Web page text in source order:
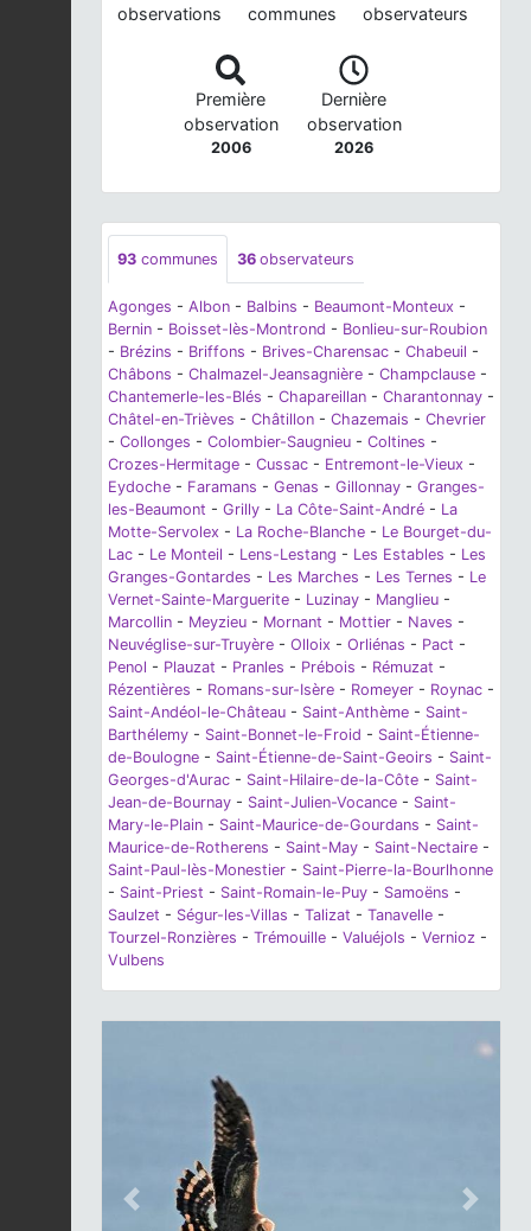
observations communes observateurs
Première
observation
2006
Dernière
observation
2026
93 communes 36 observateurs
Agonges - Albon - Balbins - Beaumont-Monteux -
Bernin - Boisset-lès-Montrond - Bonlieu-sur-Roubion
- Brézins - Briffons - Brives-Charensac - Chabeuil -
Châbons - Chalmazel-Jeansagnière - Champclause -
Chantemerle-les-Blés - Chapareillan - Charantonnay -
Châtel-en-Trièves - Châtillon - Chazemais - Chevrier
- Collonges - Colombier-Saugnieu - Coltines -
Crozes-Hermitage - Cussac - Entremont-le-Vieux -
Eydoche - Faramans - Genas - Gillonnay - Granges-
les-Beaumont - Grilly - La Côte-Saint-André - La
Motte-Servolex - La Roche-Blanche - Le Bourget-du-
Lac - Le Monteil - Lens-Lestang - Les Estables - Les
Granges-Gontardes - Les Marches - Les Ternes - Le
Vernet-Sainte-Marguerite - Luzinay - Manglieu -
Marcollin - Meyzieu - Mornant - Mottier - Naves -
Neuvéglise-sur-Truyère - Olloix - Orliénas - Pact -
Penol - Plauzat - Pranles - Prébois - Rémuzat -
Rézentières - Romans-sur-Isère - Romeyer - Roynac -
Saint-Andéol-le-Château - Saint-Anthème - Saint-
Barthélemy - Saint-Bonnet-le-Froid - Saint-Étienne-
de-Boulogne - Saint-Étienne-de-Saint-Geoirs - Saint-
Georges-d'Aurac - Saint-Hilaire-de-la-Côte - Saint-
Jean-de-Bournay - Saint-Julien-Vocance - Saint-
Mary-le-Plain - Saint-Maurice-de-Gourdans - Saint-
Maurice-de-Rotherens - Saint-May - Saint-Nectaire -
Saint-Paul-lès-Monestier - Saint-Pierre-la-Bourlhonne
- Saint-Priest - Saint-Romain-le-Puy - Samoëns -
Saulzet - Ségur-les-Villas - Talizat - Tanavelle -
Tourzel-Ronzières - Trémouille - Valuéjols - Vernioz -
Vulbens
Previous Next